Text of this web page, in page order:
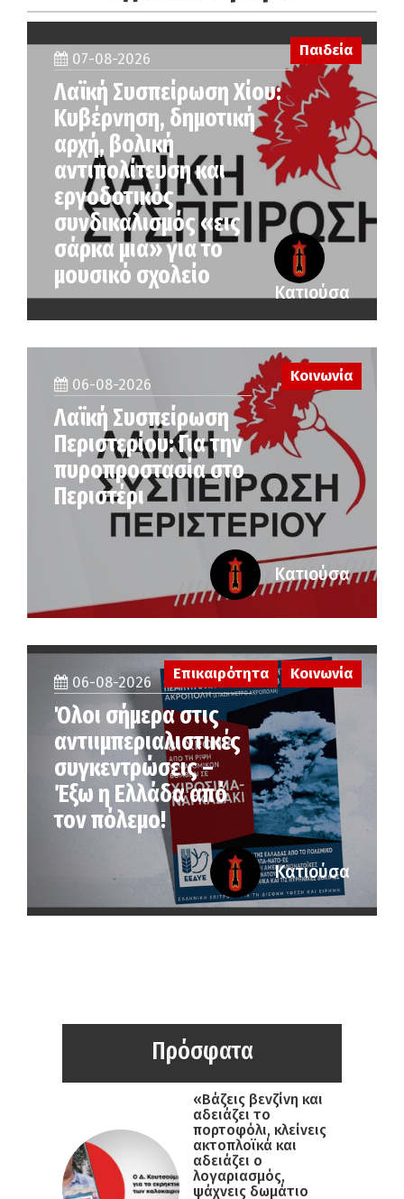
Παιδεία
07-08-2026
Λαϊκή Συσπείρωση Χίου:
Κυβέρνηση, δημοτική
αρχή, βολική
αντιπολίτευση και
εργοδοτικός
συνδικαλισμός «εις
σάρκα μια» για το
μουσικό σχολείο
Κατιούσα
06-08-2026
Λαϊκή Συσπείρωση
Περιστερίου: Για την
πυροπροστασία στο
Περιστέρι
Κοινωνία
Κατιούσα
06-08-2026
Όλοι σήμερα στις
αντιιμπεριαλιστικές
συγκεντρώσεις –
Έξω η Ελλάδα από
τον πόλεμο!
Επικαιρότητα Κοινωνία
Κατιούσα
Πρόσφατα
«Βάζεις βενζίνη και
αδειάζει το
πορτοφόλι, κλείνεις
ακτοπλοϊκά και
αδειάζει ο
λογαριασμός,
ψάχνεις δωμάτιο